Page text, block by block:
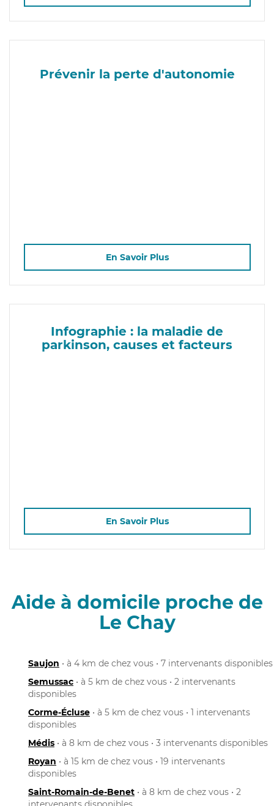
Prévenir la perte d'autonomie
En Savoir Plus
Infographie : la maladie de
parkinson, causes et facteurs
En Savoir Plus
Aide à domicile proche de
Le Chay
Saujon • à 4 km de chez vous • 7 intervenants disponibles
Semussac • à 5 km de chez vous • 2 intervenants
disponibles
Corme-Écluse • à 5 km de chez vous • 1 intervenants
disponibles
Médis • à 8 km de chez vous • 3 intervenants disponibles
Royan • à 15 km de chez vous • 19 intervenants
disponibles
Saint-Romain-de-Benet • à 8 km de chez vous • 2